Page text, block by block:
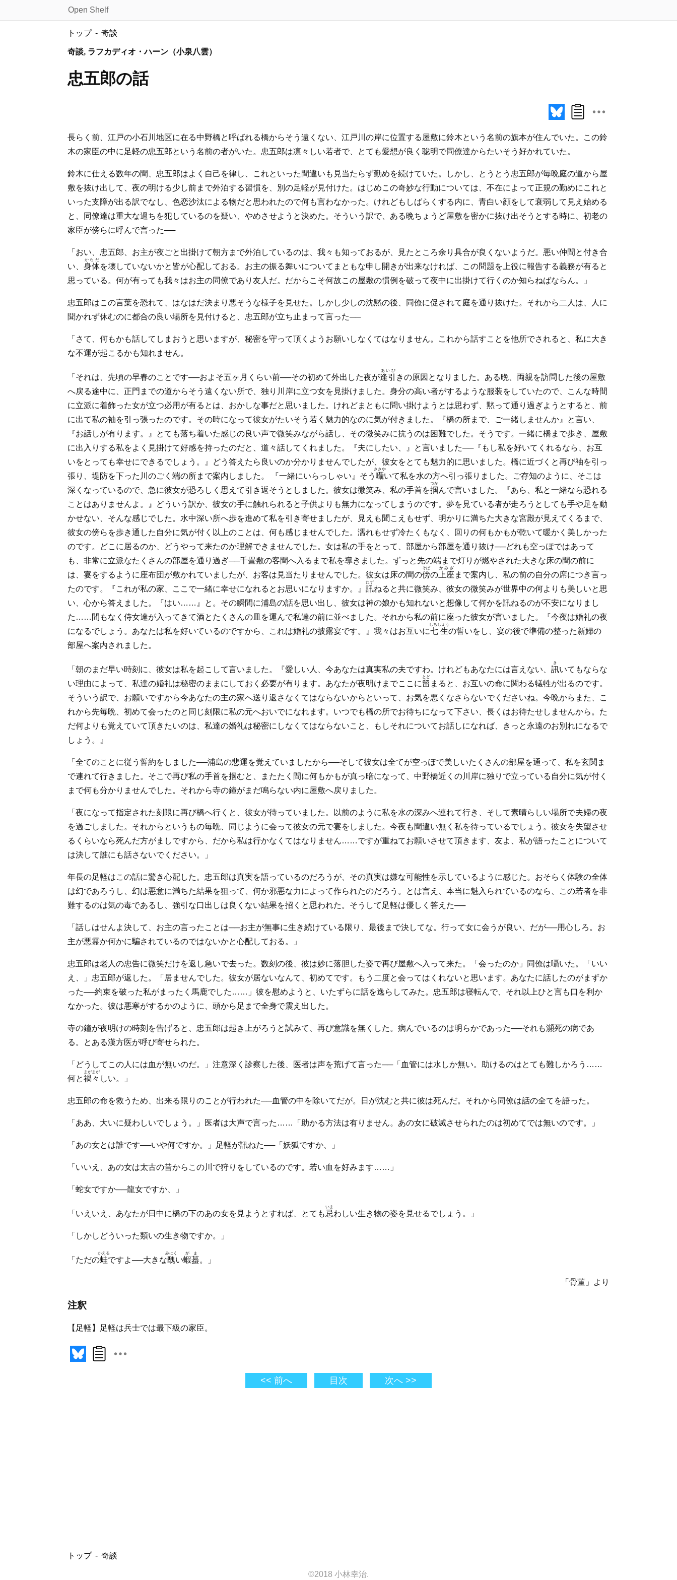
Open Shelf
トップ 奇談
奇談, ラフカディオ・ハーン（小泉八雲）
忠五郎の話
長らく前、江戸の小石川地区に在る中野橋と呼ばれる橋からそう遠くない、江戸川の岸に位置する屋敷に鈴木という名前の旗本が住んでいた。この鈴
木の家臣の中に 足軽の忠五郎という名前の者がいた。忠五郎は凛々しい若者で、とても愛想が良く聡明で同僚達からたいそう好かれていた。
鈴木に仕える数年の間、忠五郎はよく自己を律し、これといった間違いも見当たらず勤めを続けていた。しかし、とうとう忠五郎が毎晩庭の道から屋
敷を抜け出して、夜の明ける少し前まで外泊する習慣を、別の足軽が見付けた。はじめこの奇妙な行動については、不在によって正規の勤めにこれと
いった支障が出る訳でなし、色恋沙汰による物だと思われたので何も言わなかった。けれどもしばらくする内に、青白い顔をして衰弱して見え始める
と、同僚達は重大な過ちを犯しているのを疑い、やめさせようと決めた。そういう訳で、ある晩ちょうど屋敷を密かに抜け出そうとする時に、初老の
家臣が傍らに呼んで言った──
「おい、忠五郎、お主が夜ごと出掛けて朝方まで外泊しているのは、我々も知っておるが、見たところ余り具合が良くないようだ。悪い仲間と付き合
い、身体
からだ
を壊していないかと皆が心配しておる。お主の振る舞いについてまともな申し開きが出来なければ、この問題を上役に報告する義務が有ると
思っている。何が有っても我々はお主の同僚であり友人だ。だからこそ何故この屋敷の慣例を破って夜中に出掛けて行くのか知らねばならん。」
忠五郎はこの言葉を恐れて、はなはだ決まり悪そうな様子を見せた。しかし少しの沈黙の後、同僚に促されて庭を通り抜けた。それから二人は、人に
聞かれず休むのに都合の良い場所を見付けると、忠五郎が立ち止まって言った──
「さて、何もかも話してしまおうと思いますが、秘密を守って頂くようお願いしなくてはなりません。これから話すことを他所でされると、私に大き
な不運が起こるかも知れません。
「それは、先頃の早春のことです──およそ五ヶ月くらい前──その初めて外出した夜が逢引
あいび
きの原因となりました。ある晩、両親を訪問した後の屋敷
へ戻る途中に、正門までの道からそう遠くない所で、独り川岸に立つ女を見掛けました。身分の高い者がするような服装をしていたので、こんな時間
に立派に着飾った女が立つ必用が有るとは、おかしな事だと思いました。けれどまともに問い掛けようとは思わず、黙って通り過ぎようとすると、前
に出て私の袖を引っ張ったのです。その時になって彼女がたいそう若く魅力的なのに気が付きました。『橋の所まで、ご一緒しませんか』と言い、
『お話しが有ります。』とても落ち着いた感じの良い声で微笑みながら話し、その微笑みに抗うのは困難でした。そうです。一緒に橋まで歩き、屋敷
に出入りする私をよく見掛けて好感を持ったのだと、道々話してくれました。『夫にしたい、』と言いました──『もし私を好いてくれるなら、お互
いをとっても幸せにできるでしょう。』どう答えたら良いのか分かりませんでしたが、彼女をとても魅力的に思いました。橋に近づくと再び袖を引っ
張り、堤防を下った川のごく端の所まで案内しました。 『一緒にいらっしゃい』そう 囁
ささや
いて私を水の方へ引っ張りました。ご存知のように、そこは
深くなっているので、急に彼女が恐ろしく思えて引き返そうとしました。彼女は微笑み、私の手首を掴
つか
んで言いました。『あら、私と一緒なら恐れる
ことはありませんよ。』どういう訳か、彼女の手に触れられると子供よりも無力になってしまうのです。夢を見ている者が走ろうとしても手や足を動
かせない、そんな感じでした。水中深い所へ歩を進めて私を引き寄せましたが、見えも聞こえもせず、明かりに満ちた大きな宮殿が見えてくるまで、
彼女の傍らを歩き通した自分に気が付く以上のことは、何も感じませんでした。濡れもせず冷たくもなく、回りの何もかもが乾いて暖かく美しかった
のです。どこに居るのか、どうやって来たのか理解できませんでした。女は私の手をとって、部屋から部屋を通り抜け──どれも空っぽではあって
も、非常に立派なたくさんの部屋を通り過ぎ──千畳敷の客間へ入るまで私を導きました。ずっと先の端まで灯りが燃やされた大きな床の間の前に
は、宴をするように座布団が敷かれていましたが、お客は見当たりませんでした。彼女は床の間の傍
そば
の 上座
かみざ
まで案内し、私の前の自分の席につき言っ
たのです。『これが私の家、ここで一緒に幸せになれるとお思いになりますか。』訊
たず
ねると共に微笑み、彼女の微笑みが世界中の何よりも美しいと思
い、心から答えました。『はい……』と。その瞬間に浦島の話を思い出し、彼女は神の娘かも知れないと想像して何かを訊ねるのが不安になりまし
た……間もなく侍女達が入ってきて酒とたくさんの皿を運んで私達の前に並べました。それから私の前に座った彼女が言いました。『今夜は婚礼の夜
になるでしょう。あなたは私を好いているのですから、これは婚礼の披露宴です。』我々はお互いに七生
しちしょう
の誓いをし、宴の後で準備の整った新婦の
部屋へ案内されました。
「朝のまだ早い時刻に、彼女は私を起こして言いました。『愛しい人、今あなたは真実私の夫ですわ。けれどもあなたには言えない、訊
き
いてもならな
い理由によって、私達の婚礼は秘密のままにしておく必要が有ります。あなたが夜明けまでここに留
とど
まると、お互いの命に関わる犠牲が出るのです。
そういう訳で、お願いですから今あなたの主の家へ送り返さなくてはならないからといって、お気を悪くなさらないでくださいね。今晩からまた、こ
れから先毎晩、初めて会ったのと同じ刻限に私の元へおいでになれます。いつでも橋の所でお待ちになって下さい、長くはお待たせしませんから。た
だ何よりも覚えていて頂きたいのは、私達の婚礼は秘密にしなくてはならないこと、もしそれについてお話しになれば、きっと永遠のお別れになるで
しょう。』
「全てのことに従う誓約をしました──浦島の悲運を覚えていましたから──そして彼女は全てが空っぽで美しいたくさんの部屋を通って、私を玄関ま
で連れて行きました。そこで再び私の手首を掴むと、またたく間に何もかもが真っ暗になって、中野橋近くの川岸に独りで立っている自分に気が付く
まで何も分かりませんでした。それから寺の鐘がまだ鳴らない内に屋敷へ戻りました。
「夜になって指定された刻限に再び橋へ行くと、彼女が待っていました。以前のように私を水の深みへ連れて行き、そして素晴らしい場所で夫婦の夜
を過ごしました。それからというもの毎晩、同じように会って彼女の元で宴をしました。今夜も間違い無く私を待っているでしょう。彼女を失望させ
るくらいなら死んだ方がましですから、だから私は行かなくてはなりません……ですが重ねてお願いさせて頂きます、友よ、私が語ったことについて
は決して誰にも話さないでください。」
年長の足軽はこの話に驚き心配した。忠五郎は真実を語っているのだろうが、その真実は嫌な可能性を示しているように感じた。おそらく体験の全体
は幻であろうし、幻は悪意に満ちた結果を狙って、何か邪悪な力によって作られたのだろう。とは言え、本当に魅入られているのなら、この若者を非
難するのは気の毒であるし、強引な口出しは良くない結果を招くと思われた。そうして足軽は優しく答えた──
「話しはせんよ決して、お主の言ったことは──お主が無事に生き続けている限り、最後まで決してな。行って女に会うが良い、だが──用心しろ。お
主が悪霊か何かに騙されているのではないかと心配しておる。」
忠五郎は老人の忠告に微笑だけを返し急いで去った。数刻の後、彼は妙に落胆した姿で再び屋敷へ入って来た。「会ったのか」同僚は囁いた。「いい
え、」忠五郎が返した。「居ませんでした。彼女が居ないなんて、初めてです。もう二度と会ってはくれないと思います。あなたに話したのがまずか
った──約束を破った私がまったく馬鹿でした……」彼を慰めようと、いたずらに話を逸らしてみた。忠五郎は寝転んで、それ以上ひと言も口を利か
なかった。彼は悪寒がするかのように、頭から足まで全身で震え出した。
寺の鐘が夜明けの時刻を告げると、忠五郎は起き上がろうと試みて、再び意識を無くした。病んでいるのは明らかであった──それも瀕死の病であ
る。とある漢方医が呼び寄せられた。
「どうしてこの人には血が無いのだ。」注意深く診察した後、医者は声を荒げて言った──「血管には水しか無い。助けるのはとても難しかろう……
何と禍々
まがまが
しい。」
忠五郎の命を救うため、出来る限りのことが行われた──血管の中を除いてだが。日が沈むと共に彼は死んだ。それから同僚は話の全てを語った。
「ああ、大いに疑わしいでしょう。」医者は大声で言った……「助かる方法は有りません。あの女に破滅させられたのは初めてでは無いのです。」
「あの女とは誰です──いや何ですか。」足軽が訊ねた──「妖狐ですか、」
「いいえ、あの女は太古の昔からこの川で狩りをしているのです。若い血を好みます……」
「蛇女ですか──龍女ですか、」
「いえいえ、あなたが日中に橋の下のあの女を見ようとすれば、とても忌
いま
わしい生き物の姿を見せるでしょう。」
「しかしどういった類いの生き物ですか。」
「ただの蛙
かえる
ですよ──大きな醜
みにく
い蝦蟇
がま
。」
「骨董」より
注釈
【 足軽 】足軽は兵士では最下級の家臣。
<< 前へ 目次 次へ >>
トップ 奇談
©2018 小林幸治.